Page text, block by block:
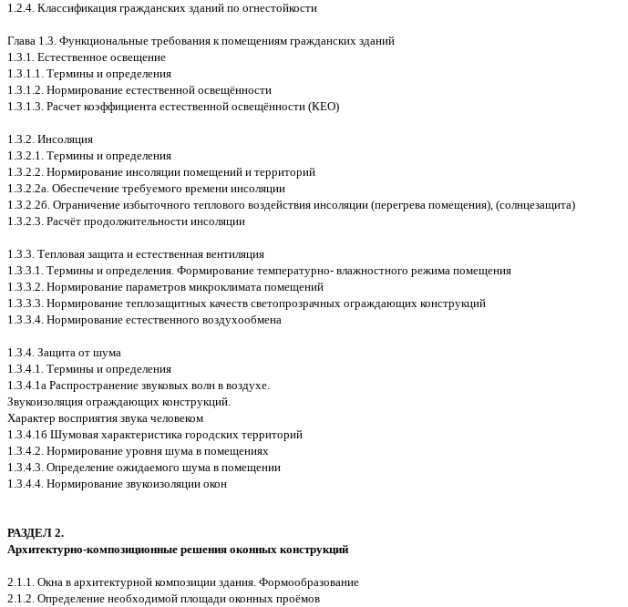
1.2.4. Классификация гражданских зданий по огнестойкости
Глава 1.3. Функциональные требования к помещениям гражданских зданий
1.3.1. Естественное освещение
1.3.1.1. Термины и определения
1.3.1.2. Нормирование естественной освещённости
1.3.1.3. Расчет коэффициента естественной освещённости (КЕО)
1.3.2. Инсоляция
1.3.2.1. Термины и определения
1.3.2.2. Нормирование инсоляции помещений и территорий
1.3.2.2а. Обеспечение требуемого времени инсоляции
1.3.2.2б. Ограничение избыточного теплового воздействия инсоляции (перегрева помещения), (солнцезащита)
1.3.2.3. Расчёт продолжительности инсоляции
1.3.3. Тепловая защита и естественная вентиляция
1.3.3.1. Термины и определения. Формирование температурно- влажностного режима помещения
1.3.3.2. Нормирование параметров микроклимата помещений
1.3.3.3. Нормирование теплозащитных качеств светопрозрачных ограждающих конструкций
1.3.3.4. Нормирование естественного воздухообмена
1.3.4. Защита от шума
1.3.4.1. Термины и определения
1.3.4.1а Распространение звуковых волн в воздухе.
Звукоизоляция ограждающих конструкций.
Характер восприятия звука человеком
1.3.4.1б Шумовая характеристика городских территорий
1.3.4.2. Нормирование уровня шума в помещениях
1.3.4.3. Определение ожидаемого шума в помещении
1.3.4.4. Нормирование звукоизоляции окон
РАЗДЕЛ 2.
Архитектурно-композиционные решения оконных конструкций
2.1.1. Окна в архитектурной композиции здания. Формообразование
2.1.2. Определение необходимой площади оконных проёмов